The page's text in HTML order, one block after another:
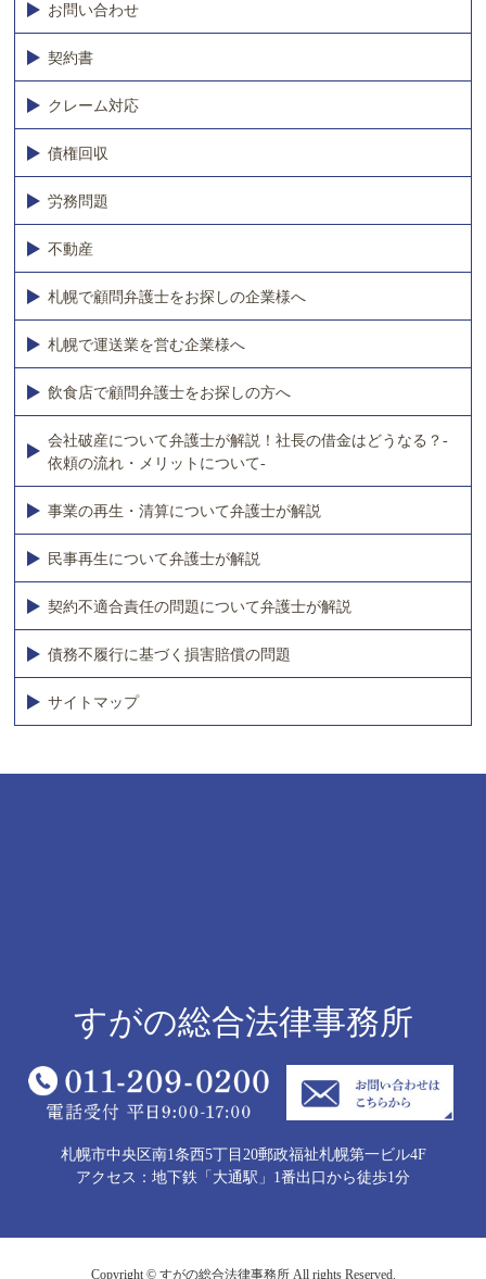
お問い合わせ
契約書
クレーム対応
債権回収
労務問題
不動産
札幌で顧問弁護士をお探しの企業様へ
札幌で運送業を営む企業様へ
飲食店で顧問弁護士をお探しの方へ
会社破産について弁護士が解説！社長の借金はどうなる？-
依頼の流れ・メリットについて-
事業の再生・清算について弁護士が解説
民事再生について弁護士が解説
契約不適合責任の問題について弁護士が解説
債務不履行に基づく損害賠償の問題
サイトマップ
すがの総合法律事務所
札幌市中央区南1条西5丁目20郵政福祉札幌第一ビル4F
アクセス：地下鉄「大通駅」1番出口から徒歩1分
Copyright © すがの総合法律事務所 All rights Reserved.